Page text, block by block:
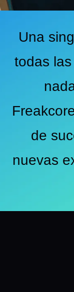
Una
todas
de
nuevas